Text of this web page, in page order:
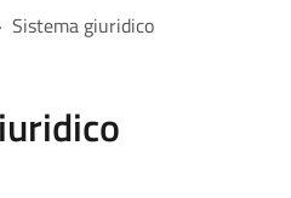
Sistema giuridico